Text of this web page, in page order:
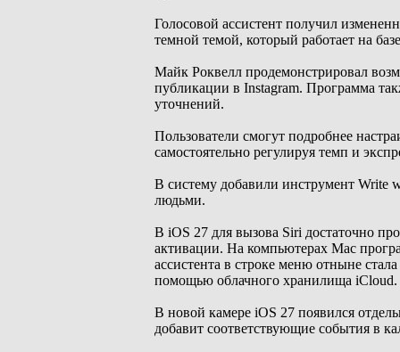
Голосовой ассистент получил
темной темой, который работает на
Майк Роквелл продемонстрировал
публикации в Instagram. Программа
уточнений.
Пользователи смогут подробнее
самостоятельно регулируя темп и
В систему добавили инструмент Write
людьми.
В iOS 27 для вызова Siri достаточно
активации. На компьютерах Mac
ассистента в строке меню отныне
помощью облачного хранилища iCloud.
В новой камере iOS 27 появился
добавит соответствующие события в